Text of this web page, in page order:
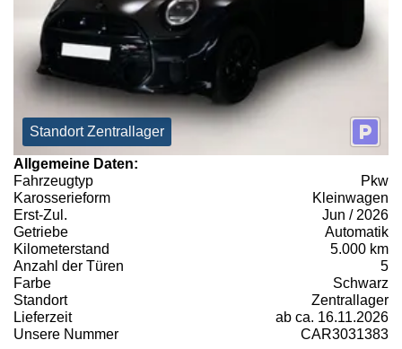
Standort Zentrallager
Allgemeine Daten:
Fahrzeugtyp
Pkw
Karosserieform
Kleinwagen
Erst-Zul.
Jun / 2026
Getriebe
Automatik
Kilometerstand
5.000 km
Anzahl der Türen
5
Farbe
Schwarz
Standort
Zentrallager
Lieferzeit
ab ca. 16.11.2026
Unsere Nummer
CAR3031383